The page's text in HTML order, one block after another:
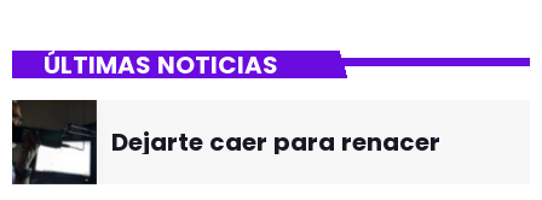
ÚLTIMAS NOTICIAS
Dejarte caer para renacer